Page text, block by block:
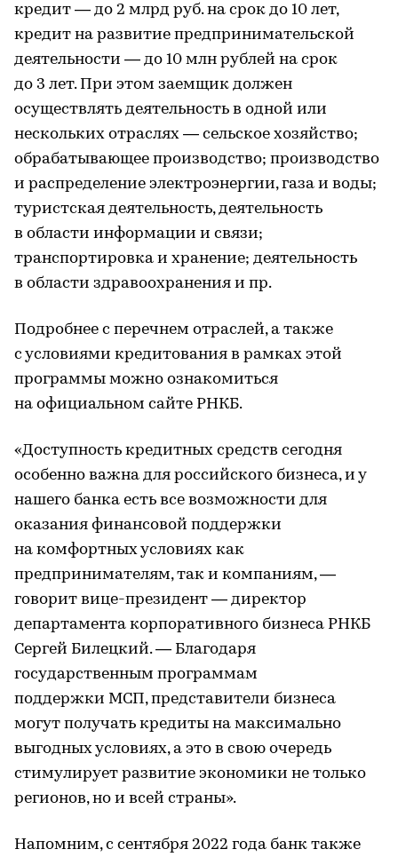
кредит — до 2 млрд руб. на срок до 10 лет,
кредит на развитие предпринимательской
деятельности — до 10 млн рублей на срок
до 3 лет. При этом заемщик должен
осуществлять деятельность в одной или
нескольких отраслях — сельское хозяйство;
обрабатывающее производство; производство
и распределение электроэнергии, газа и воды;
туристская деятельность, деятельность
в области информации и связи;
транспортировка и хранение; деятельность
в области здравоохранения и пр.
Подробнее с перечнем отраслей, а также
с условиями кредитования в рамках этой
программы можно ознакомиться
на официальном сайте РНКБ.
«Доступность кредитных средств сегодня
особенно важна для российского бизнеса, и у
нашего банка есть все возможности для
оказания финансовой поддержки
на комфортных условиях как
предпринимателям, так и компаниям, —
говорит вице-президент — директор
департамента корпоративного бизнеса РНКБ
Сергей Билецкий. — Благодаря
государственным программам
поддержки МСП, представители бизнеса
могут получать кредиты на максимально
выгодных условиях, а это в свою очередь
стимулирует развитие экономики не только
регионов, но и всей страны».
Напомним, с сентября 2022 года банк также